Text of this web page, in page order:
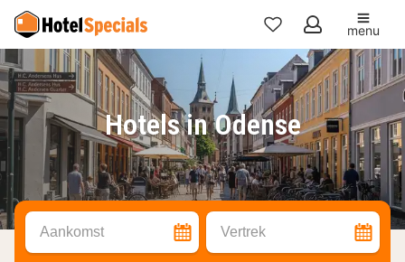
Mijn
favorieten
menu
Hotels in Odense
Aankomst Vertrek